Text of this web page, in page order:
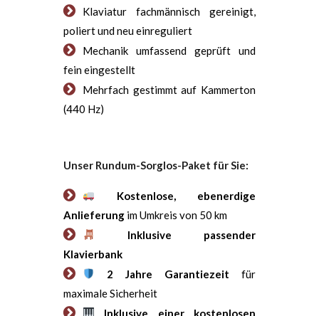
Klaviatur fachmännisch gereinigt,
poliert und neu einreguliert
Mechanik umfassend geprüft und
fein eingestellt
Mehrfach gestimmt auf Kammerton
(440 Hz)
Unser Rundum-Sorglos-Paket für Sie:
Kostenlose, ebenerdige
Anlieferung im Umkreis von 50 km
Inklusive passender
Klavierbank
2 Jahre Garantiezeit für
maximale Sicherheit
Inklusive einer kostenlosen